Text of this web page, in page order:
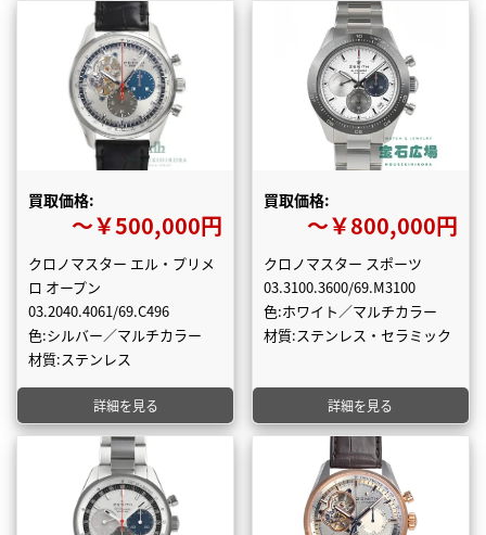
買取価格:
〜￥500,000円
クロノマスター エル・プリメ
ロ オープン
03.2040.4061/69.C496
色:シルバー／マルチカラー
材質:ステンレス
詳細を見る
買取価格:
〜￥800,000円
クロノマスター スポーツ
03.3100.3600/69.M3100
色:ホワイト／マルチカラー
材質:ステンレス・セラミック
詳細を見る